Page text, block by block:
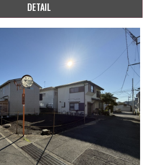
DETAIL